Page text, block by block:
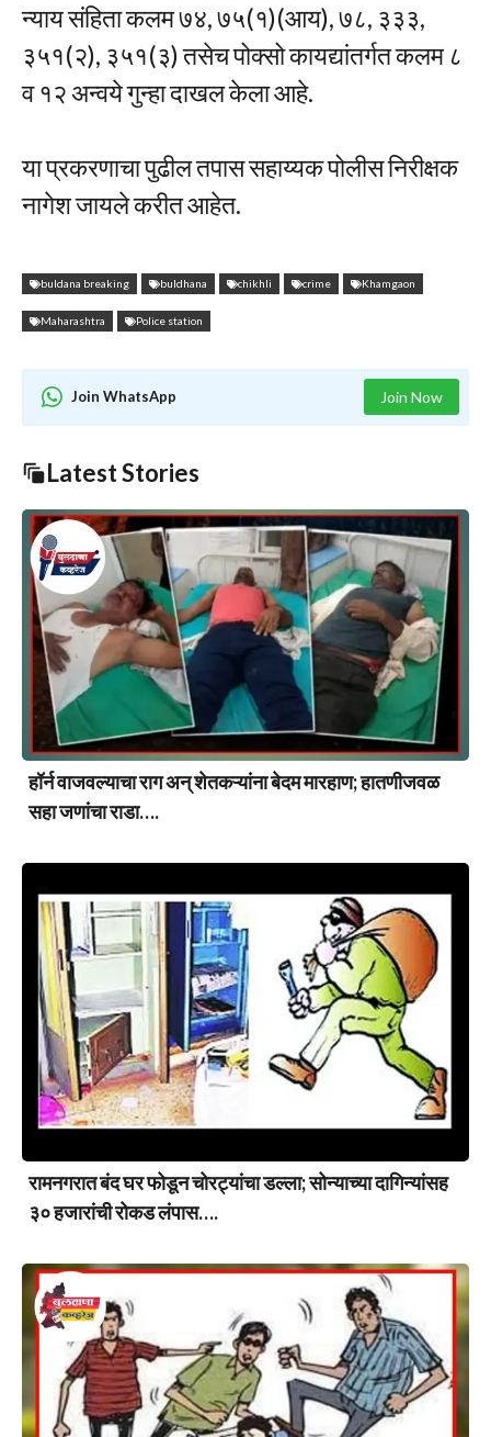
न्याय संहिता कलम ७४, ७५(१)(आय), ७८, ३३३,
३५१(२), ३५१(३) तसेच पोक्सो कायद्यांतर्गत कलम ८
व १२ अन्वये गुन्हा दाखल केला आहे.
या प्रकरणाचा पुढील तपास सहाय्यक पोलीस निरीक्षक
नागेश जायले करीत आहेत.
buldana breaking buldhana chikhli crime Khamgaon
Maharashtra Police station
Join WhatsApp Join Now
Latest Stories
हॉर्न वाजवल्याचा राग अन् शेतकऱ्यांना बेदम मारहाण; हातणीजवळ
सहा जणांचा राडा….
रामनगरात बंद घर फोडून चोरट्यांचा डल्ला; सोन्याच्या दागिन्यांसह
३० हजारांची रोकड लंपास….